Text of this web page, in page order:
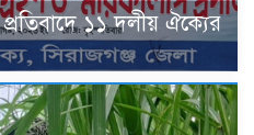
১১ দলীয় ঐক্যের